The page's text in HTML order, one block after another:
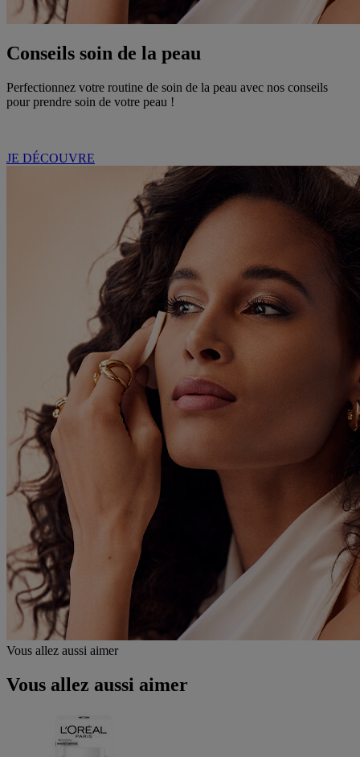
Conseils soin de la peau
Perfectionnez votre routine de soin de la peau avec nos conseils
pour prendre soin de votre peau !
JE DÉCOUVRE
Vous allez aussi aimer
Vous allez aussi aimer